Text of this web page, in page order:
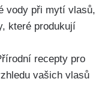
⁤vody při mytí vlasů,
které produkují